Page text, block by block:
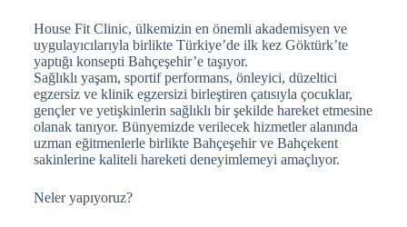
House Fit Clinic, ülkemizin en önemli akademisyen ve
uygulayıcılarıyla birlikte Türkiye’de ilk kez Göktürk’te
yaptığı konsepti Bahçeşehir’e taşıyor.
Sağlıklı yaşam, sportif performans, önleyici, düzeltici
egzersiz ve klinik egzersizi birleştiren çatısıyla çocuklar,
gençler ve yetişkinlerin sağlıklı bir şekilde hareket etmesine
olanak tanıyor. Bünyemizde verilecek hizmetler alanında
uzman eğitmenlerle birlikte Bahçeşehir ve Bahçekent
sakinlerine kaliteli hareketi deneyimlemeyi amaçlıyor.
Neler yapıyoruz?